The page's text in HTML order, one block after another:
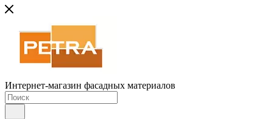
Интернет-магазин фасадных материалов